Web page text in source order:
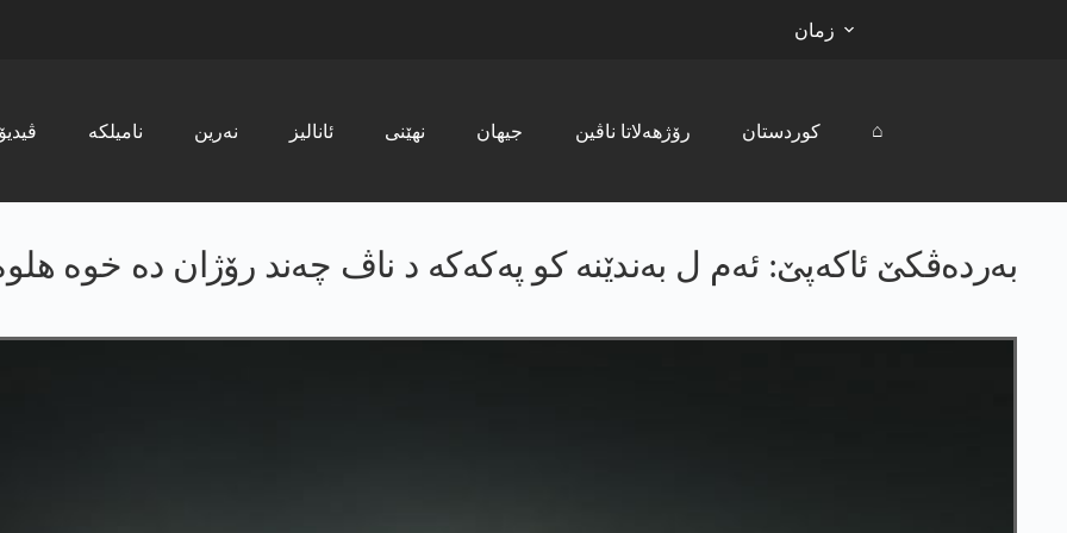
زمان
ڤیدیۆ نامیلکە نەرین ئانالیز نھێنی جیھان رۆژھەلاتا ناڤین کوردستان ⌂
بەردەڤکێ ئاکه‌پێ: ئەم ل بەندێنە کو په‌كه‌كه‌ د ناڤ چەند رۆژان دە خوە